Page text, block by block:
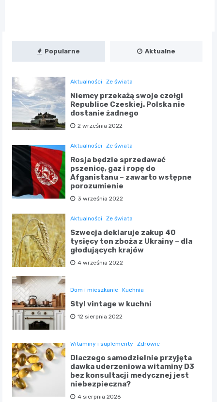
Popularne Aktualne
Aktualności Ze świata
Niemcy przekażą swoje czołgi
Republice Czeskiej. Polska nie
dostanie żadnego
2 września 2022
Aktualności Ze świata
Rosja będzie sprzedawać
pszenicę, gaz i ropę do
Afganistanu – zawarto wstępne
porozumienie
3 września 2022
Aktualności Ze świata
Szwecja deklaruje zakup 40
tysięcy ton zboża z Ukrainy – dla
głodujących krajów
4 września 2022
Dom i mieszkanie Kuchnia
Styl vintage w kuchni
12 sierpnia 2022
Witaminy i suplementy Zdrowie
Dlaczego samodzielnie przyjęta
dawka uderzeniowa witaminy D3
bez konsultacji medycznej jest
niebezpieczna?
4 sierpnia 2026